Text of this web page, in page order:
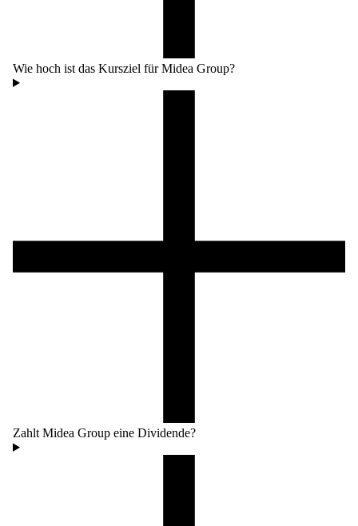
Wie hoch ist das Kursziel für Midea Group?
Zahlt Midea Group eine Dividende?